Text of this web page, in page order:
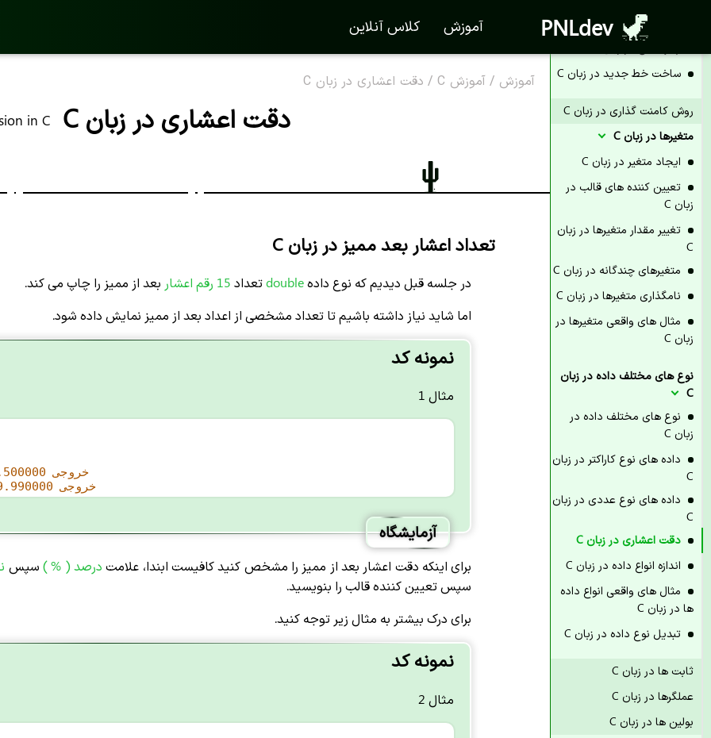
PNLdev آموزش کلاس آنلاین
آموزش / آموزش C / دقت اعشاری در زبان C
دقت اعشاری در زبان C in C
تعداد اعشار بعد ممیز در زبان C
در جلسه قبل دیدیم که نوع دادهdoubleتعداد 15 رقم اعشار
بعد از ممیز را چاپ می کند.
اما شاید نیاز داشته باشیم تا تعداد مشخصی از اعداد بعد از ممیز نمایش داده شود.
نمونه کد
مثال 1
// خروجی 3.500000
// خروجی 19.990000
آزمایشگاه
برای اینکه دقت اعشار بعد از ممیز را مشخص کنید کافیست ابندا، علامت درصد( % ) سپس
سپس تعیین کننده قالب را بنویسید.
برای درک بیشتر به مثال زیر توجه کنید.
نمونه کد
مثال 2
چاپ خروجی در زبان C
ساخت خط جدید در زبان C
روش کامنت گذاری در زبان C
متغیرها در زبان C
ایجاد متغیر در زبان C
تعیین کننده های قالب در
زبان C
تغییر مقدار متغیرها در زبان
C
متغیرهای چندگانه در زبان C
نامگذاری متغیرها در زبان C
مثال های واقعی متغیرها در
زبان C
نوع های مختلف داده در زبان
C
نوع های مختلف داده در
زبان C
داده های نوع کاراکتر در زبان
C
داده های نوع عددی در زبان
C
دقت اعشاری در زبان C
اندازه انواع داده در زبان C
مثال های واقعی انواع داده
ها در زبان C
تبدیل نوع داده در زبان C
ثابت ها در زبان C
عملگرها در زبان C
بولین ها در زبان C